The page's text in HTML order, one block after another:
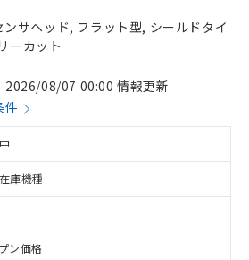
サヘッド, フラット型, シールドタイ
ーカット
2026/08/07 00:00 情報更新
件
庫機種
ン価格